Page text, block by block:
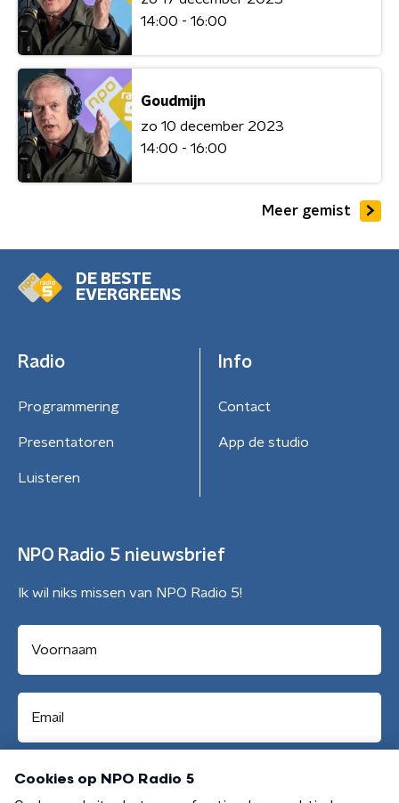
14:00 - 16:00
Goudmijn
zo 10 december 2023
14:00 - 16:00
Meer gemist
DE BESTE
EVERGREENS
Radio
Programmering
Presentatoren
Luisteren
Info
Contact
App de studio
NPO Radio 5 nieuwsbrief
Ik wil niks missen van NPO Radio 5!
Aanmelden